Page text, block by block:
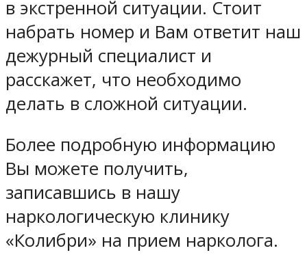
в экстренной ситуации. Стоит
набрать номер и Вам ответит наш
дежурный специалист и
расскажет, что необходимо
делать в сложной ситуации.
Более подробную информацию
Вы можете получить,
записавшись в нашу
наркологическую клинику
«Колибри» на прием нарколога.